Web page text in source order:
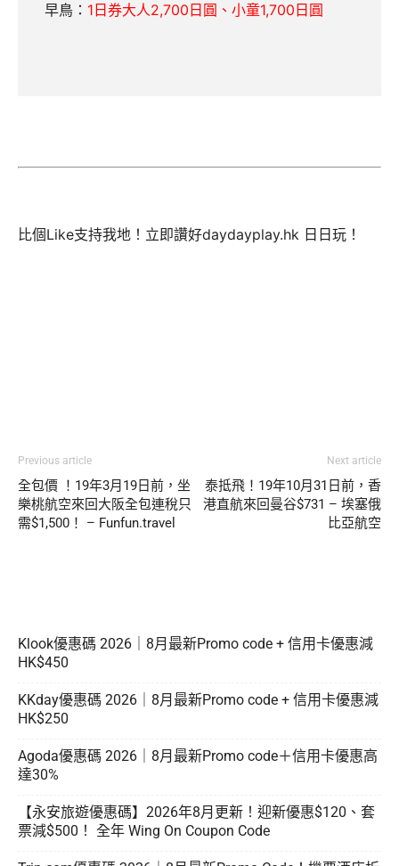
早鳥： 1日券大人2,700日圓、小童1,700日圓
比個Like支持我地！立即讚好daydayplay.hk 日日玩！
Previous article
全包價 ！19年3月19日前，坐
樂桃航空來回大阪全包連稅只
需$1,500！ – Funfun.travel
Next article
泰抵飛！19年10月31日前，香
港直航來回曼谷$731 – 埃塞俄
比亞航空
Klook優惠碼 2026｜8月最新Promo code + 信用卡優惠減
HK$450
KKday優惠碼 2026｜8月最新Promo code + 信用卡優惠減
HK$250
Agoda優惠碼 2026｜8月最新Promo code＋信用卡優惠高
達30%
【永安旅遊優惠碼】2026年8月更新！迎新優惠$120、套
票減$500！ 全年 Wing On Coupon Code